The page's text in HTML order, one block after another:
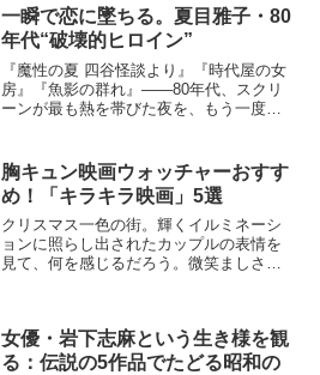
と、どんな人間にも2割の「快く思わない
人間」がいると考...
一瞬で恋に墜ちる。夏目雅子・80
年代“破壊的ヒロイン”
『魔性の夏 四谷怪談より』『時代屋の女
房』『魚影の群れ』――80年代、スクリ
ーンが最も熱を帯びた夜を、もう一度。
ろう。テレビの三蔵法師で全国を虜にし
ながら、映画の中で...
胸キュン映画ウォッチャーおすす
め！「キラキラ映画」5選
クリスマス一色の街。輝くイルミネーシ
ョンに照らし出されたカップルの表情を
見て、何を感じるだろう。微笑ましさや
しれない。クリスマスにど...
女優・岩下志麻という生き様を観
る：伝説の5作品でたどる昭和の